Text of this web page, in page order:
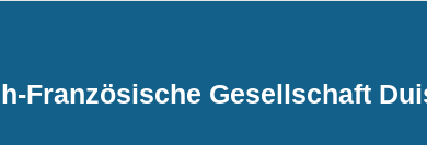
Französische Gesellschaft